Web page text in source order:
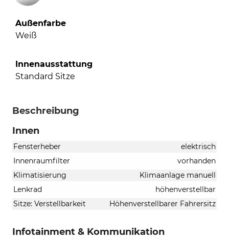
Außenfarbe
Weiß
Innenausstattung
Standard Sitze
Beschreibung
Innen
Fensterheber
elektrisch
Innenraumfilter
vorhanden
Klimatisierung
Klimaanlage manuell
Lenkrad
höhenverstellbar
Sitze: Verstellbarkeit
Höhenverstellbarer Fahrersitz
Infotainment & Kommunikation